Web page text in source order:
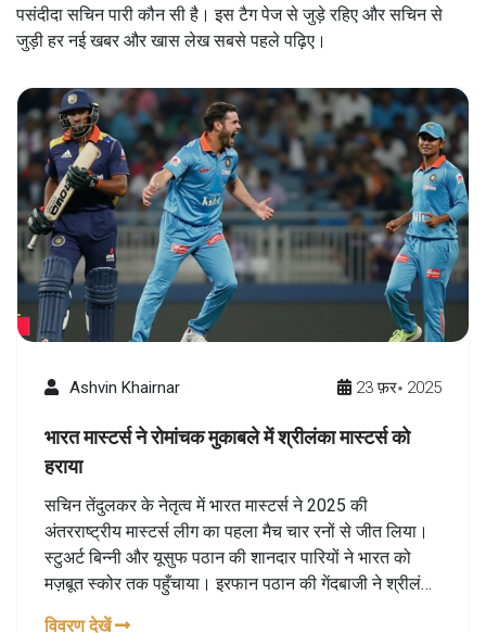
पसंदीदा सचिन पारी कौन सी है। इस टैग पेज से जुड़े रहिए और सचिन से
जुड़ी हर नई खबर और खास लेख सबसे पहले पढ़िए।
Ashvin Khairnar 23 फ़र॰ 2025
भारत मास्टर्स ने रोमांचक मुकाबले में श्रीलंका मास्टर्स को
हराया
सचिन तेंदुलकर के नेतृत्व में भारत मास्टर्स ने 2025 की
अंतरराष्ट्रीय मास्टर्स लीग का पहला मैच चार रनों से जीत लिया।
स्टुअर्ट बिन्नी और यूसुफ पठान की शानदार पारियों ने भारत को
मज़बूत स्कोर तक पहुँचाया। इरफान पठान की गेंदबाजी ने श्रीलंका
विवरण देखें